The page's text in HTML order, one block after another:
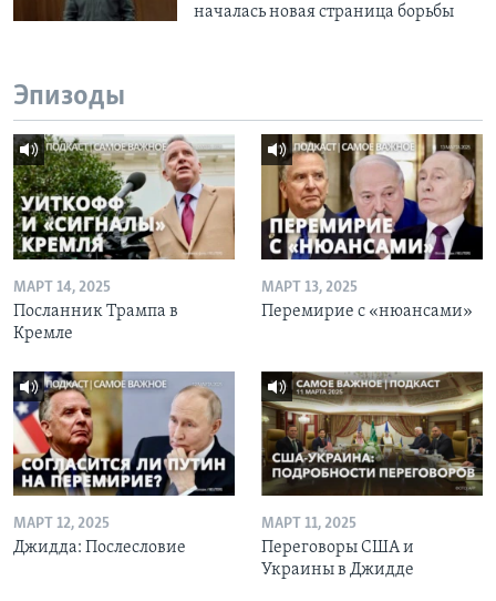
началась новая страница борьбы
Эпизоды
МАРТ 14, 2025
Посланник Трампа в
Кремле
МАРТ 13, 2025
Перемирие с «нюансами»
МАРТ 12, 2025
Джидда: Послесловие
МАРТ 11, 2025
Переговоры США и
Украины в Джидде